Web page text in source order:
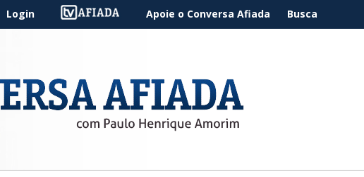
Login Apoie o Conversa Afiada Busca